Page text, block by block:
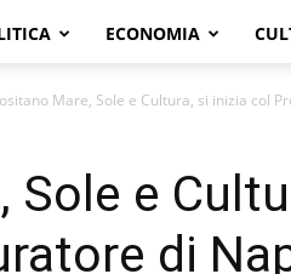
ECONOMIA
Mare, Sole e Cultura, si inizia col
Sole e
di